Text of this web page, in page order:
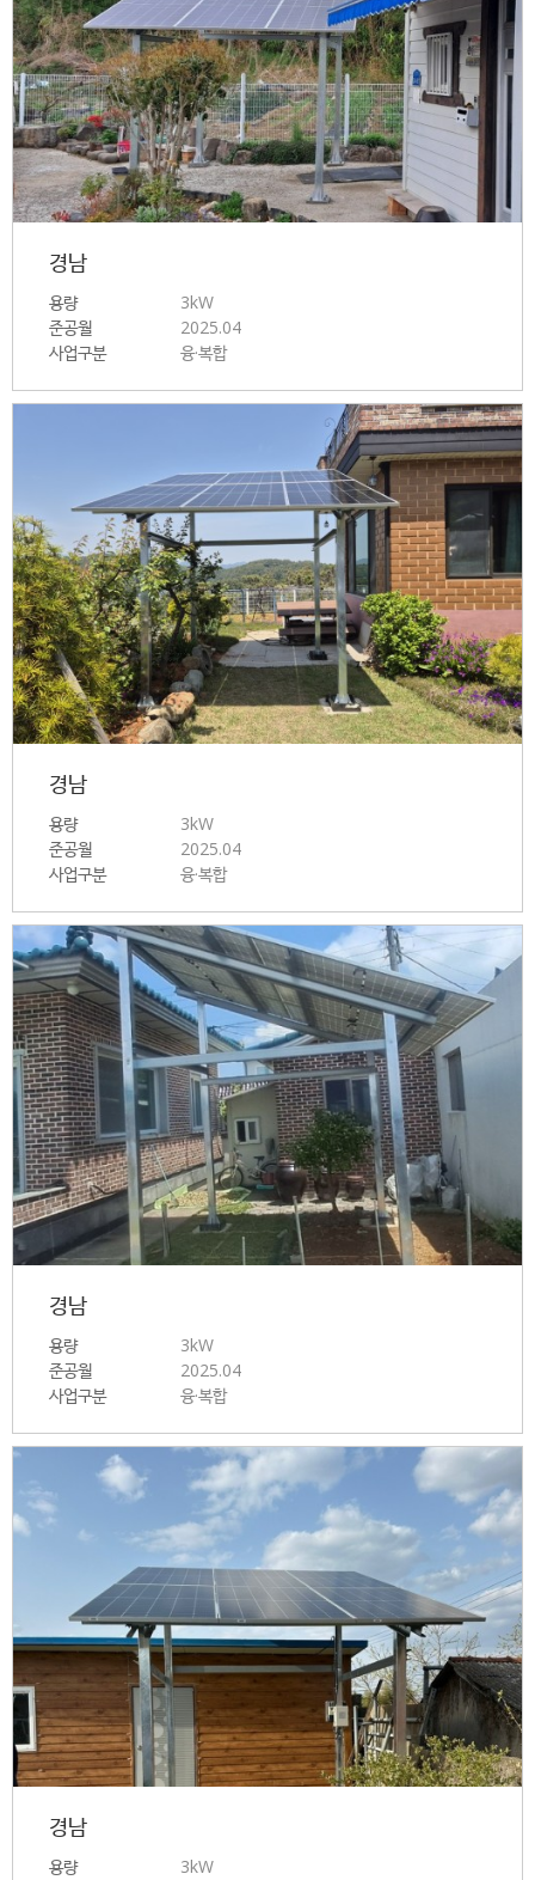
경남
용량
3kW
준공월
2025.04
사업구분
융·복합
경남
용량
3kW
준공월
2025.04
사업구분
융·복합
경남
용량
3kW
준공월
2025.04
사업구분
융·복합
경남
용량
3kW